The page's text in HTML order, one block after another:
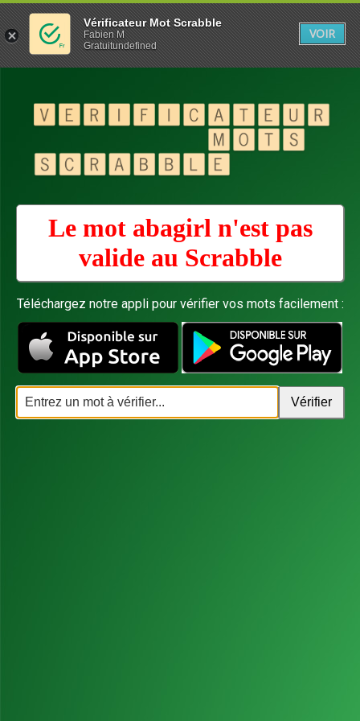
Le mot abagirl n'est pas
valide au Scrabble
Téléchargez notre appli pour vérifier vos mots facilement :
Vérificateur Mot Scrabble
Fabien M
Gratuitundefined
VOIR